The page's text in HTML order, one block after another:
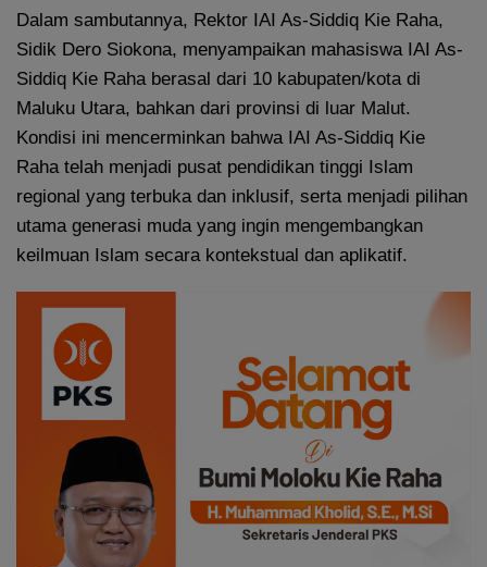
Dalam sambutannya, Rektor IAI As-Siddiq Kie Raha,
Sidik Dero Siokona, menyampaikan mahasiswa IAI As-
Siddiq Kie Raha berasal dari 10 kabupaten/kota di
Maluku Utara, bahkan dari provinsi di luar Malut.
Kondisi ini mencerminkan bahwa IAI As-Siddiq Kie
Raha telah menjadi pusat pendidikan tinggi Islam
regional yang terbuka dan inklusif, serta menjadi pilihan
utama generasi muda yang ingin mengembangkan
keilmuan Islam secara kontekstual dan aplikatif.